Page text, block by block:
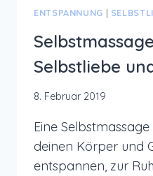
ENTSPANNUNG |
Selbstliebe
8. Februar 2019
Eine
deinen Körper und
entspannen, zur